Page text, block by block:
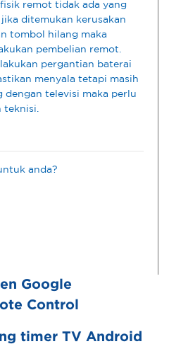
remot tidak ada yang
ditemukan kerusakan
tombol hilang maka
pembelian remot.
pergantian baterai
menyala tetapi masih
televisi maka perlu
teknisi.
anda?
Google
Control
timer TV Android